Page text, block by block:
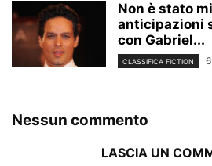
Non è stato
anticipazioni
con Gabriel...
CLASSIFICA FICTION
Nessun commento
LASCIA UN